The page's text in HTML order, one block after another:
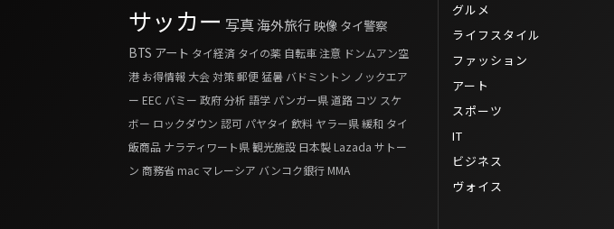
サッカー 写真海外旅行 映像 タイ警察
BTS アート タイ経済 タイの薬 自転車注意 ドンムアン空
港 お得情報 大会対策郵便 猛暑 バドミントン ノックエア
ー EEC バミー 政府分析 語学 パンガー県道路 コツ スケ
ボー ロックダウン 認可 パヤタイ 飲料 ヤラー県緩和 タイ
飯商品 ナラティワート県観光施設 日本製Lazada サトー
ン 商務省mac マレーシア バンコク銀行MMA
グルメ
ライフスタイル
ファッション
アート
スポーツ
IT
ビジネス
ヴォイス